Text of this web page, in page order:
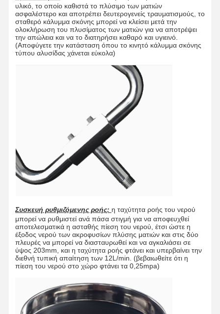
Σπίτι Προϊόντα
Σχετικά Με
Επισκέψεις
Επικοινωνήσ
Τε Μαζί Μας
Ειδήσεις
Ιστολόγιο
Ντους έκτακτης ανάγκης και πλύσιμο ματιών
Επενδύσεις με θερμαινόμενο νερό
Σταθμός πλύσης ματιών με τοίχο
Σταθμός πλύσης ματιών με πετάλι ποδιών
υλικό, το οποίο καθιστά το πλύσιμο των ματιών
ασφαλέστερο και αποτρέπει δευτερογενείς τραυματισμούς, το
σταθερό κάλυμμα σκόνης μπορεί να κλείσει μετά την
ολοκλήρωση του πλυσίματος των ματιών για να αποτρέψει
την απώλεια και να το διατηρήσει καθαρό και υγιεινό.
(Αποφύγετε την κατάσταση όπου το κινητό κάλυμμα σκόνης
τύπου αλυσίδας χάνεται εύκολα)
Συσκευή ρυθμιζόμενης ροής: η ταχύτητα ροής του νερού
μπορεί να ρυθμιστεί ανά πάσα στιγμή για να αποφευχθεί
αποτελεσματικά η ασταθής πίεση του νερού, έτσι ώστε η
έξοδος νερού των ακροφυσίων πλύσης ματιών και στις δύο
πλευρές να μπορεί να διασταυρωθεί και να αγκαλιάσει σε
ύψος 203mm, και η ταχύτητα ροής φτάνει και υπερβαίνει την
διεθνή τυπική απαίτηση των 12L/min. (βεβαιωθείτε ότι η
πίεση του νερού στο χώρο φτάνει τα 0,25mpa)